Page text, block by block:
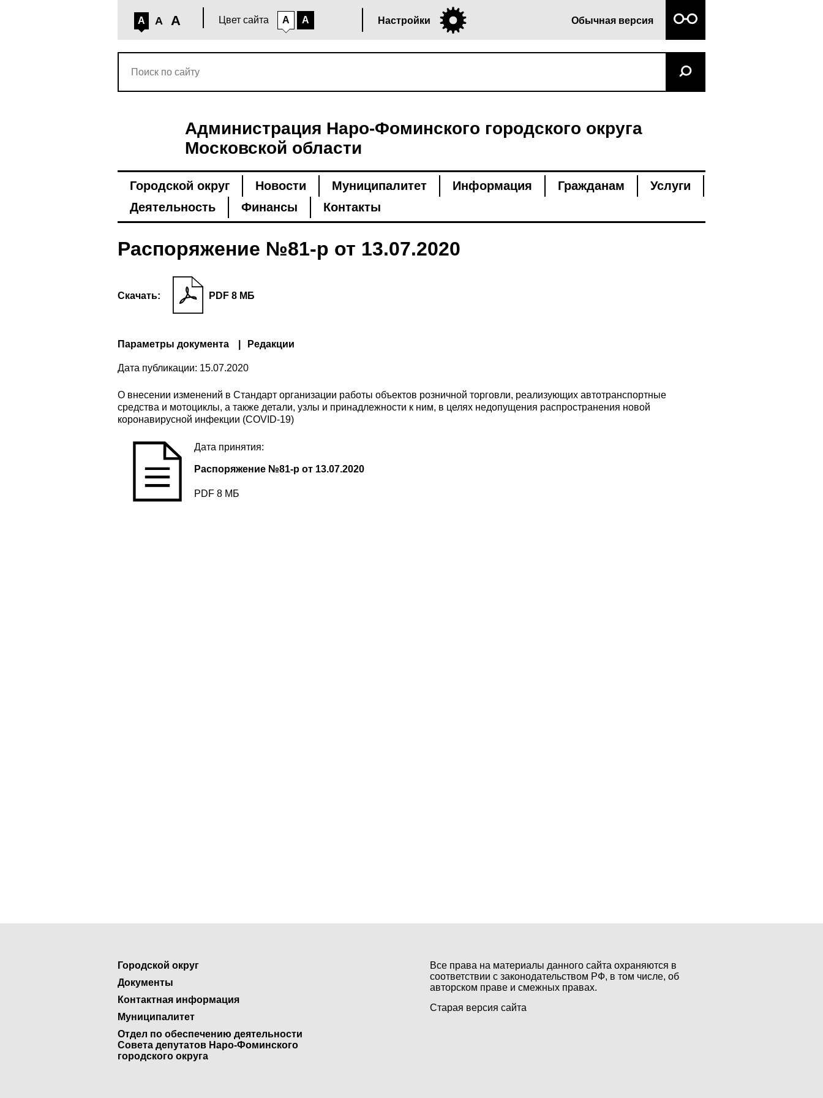
A A A Цвет сайта A A Настройки Обычная версия
Администрация Наро-Фоминского городского округа
Московской области
Городской округ Новости Муниципалитет Информация Гражданам
Услуги
Деятельность
Финансы Контакты
Распоряжение №81-р от 13.07.2020
Скачать: PDF 8 МБ
Параметры документа Редакции
Дата публикации: 15.07.2020
О внесении изменений в Стандарт организации работы объектов розничной торговли, реализующих автотранспортные
средства и мотоциклы, а также детали, узлы и принадлежности к ним, в целях недопущения распространения новой
коронавирусной инфекции (COVID-19)
Дата принятия:
Распоряжение №81-р от 13.07.2020
PDF 8 МБ
Городской округ
Документы
Контактная информация
Муниципалитет
Отдел по обеспечению деятельности
Совета депутатов Наро-Фоминского
городского округа
Все права на материалы данного сайта охраняются в
соответствии с законодательством РФ, в том числе, об
авторском праве и смежных правах.
Старая версия сайта